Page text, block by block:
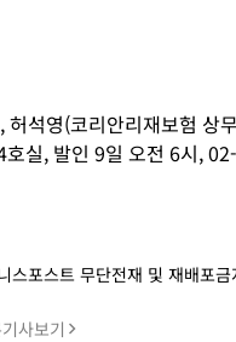
석영(코리안리재보험 상
호실, 발인 9일 오전 6시,
스포스트 무단전재 및 재배포금
사보기